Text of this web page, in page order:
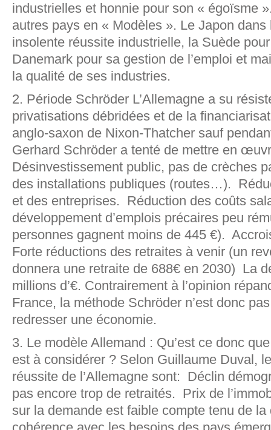
industrielles et honnie pour son « égoïsme
autres pays en « Modèles ». Le Japon
insolente réussite industrielle, la Suède
Danemark pour sa gestion de l’emploi et
la qualité de ses industries.
2. Période Schröder L’Allemagne a su
privatisations débridées et de la
anglo-saxon de Nixon-Thatcher sauf
Gerhard Schröder a tenté de mettre en
Désinvestissement public, pas de crèches
des installations publiques (routes…).
et des entreprises. Réduction des coûts
développement d’emplois précaires peu
personnes gagnent moins de 445 €).
Forte réductions des retraites à venir (un
donnera une retraite de 688€ en 2030) La
millions d’€. Contrairement à l’opinion
France, la méthode Schröder n’est donc
redresser une économie.
3. Le modèle Allemand : Qu’est ce donc
est à considérer ? Selon Guillaume Duval,
réussite de l’Allemagne sont: Déclin
pas encore trop de retraités. Prix de
sur la demande est faible compte tenu de